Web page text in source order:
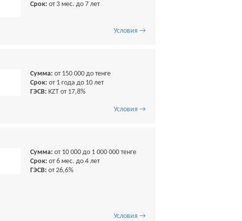
Срок: от 3 мес. до 7 лет
Условия →
Сумма: от 150 000 до тенге
Срок: от 1 года до 10 лет
ГЭСВ: KZT от 17,8%
Условия →
Сумма: от 10 000 до 1 000 000 тенге
Срок: от 6 мес. до 4 лет
ГЭСВ: от 26,6%
Условия →